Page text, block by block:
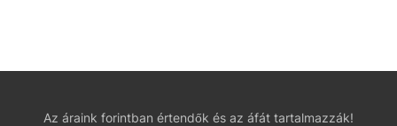
Az áraink forintban értendők és az áfát tartalmazzák!